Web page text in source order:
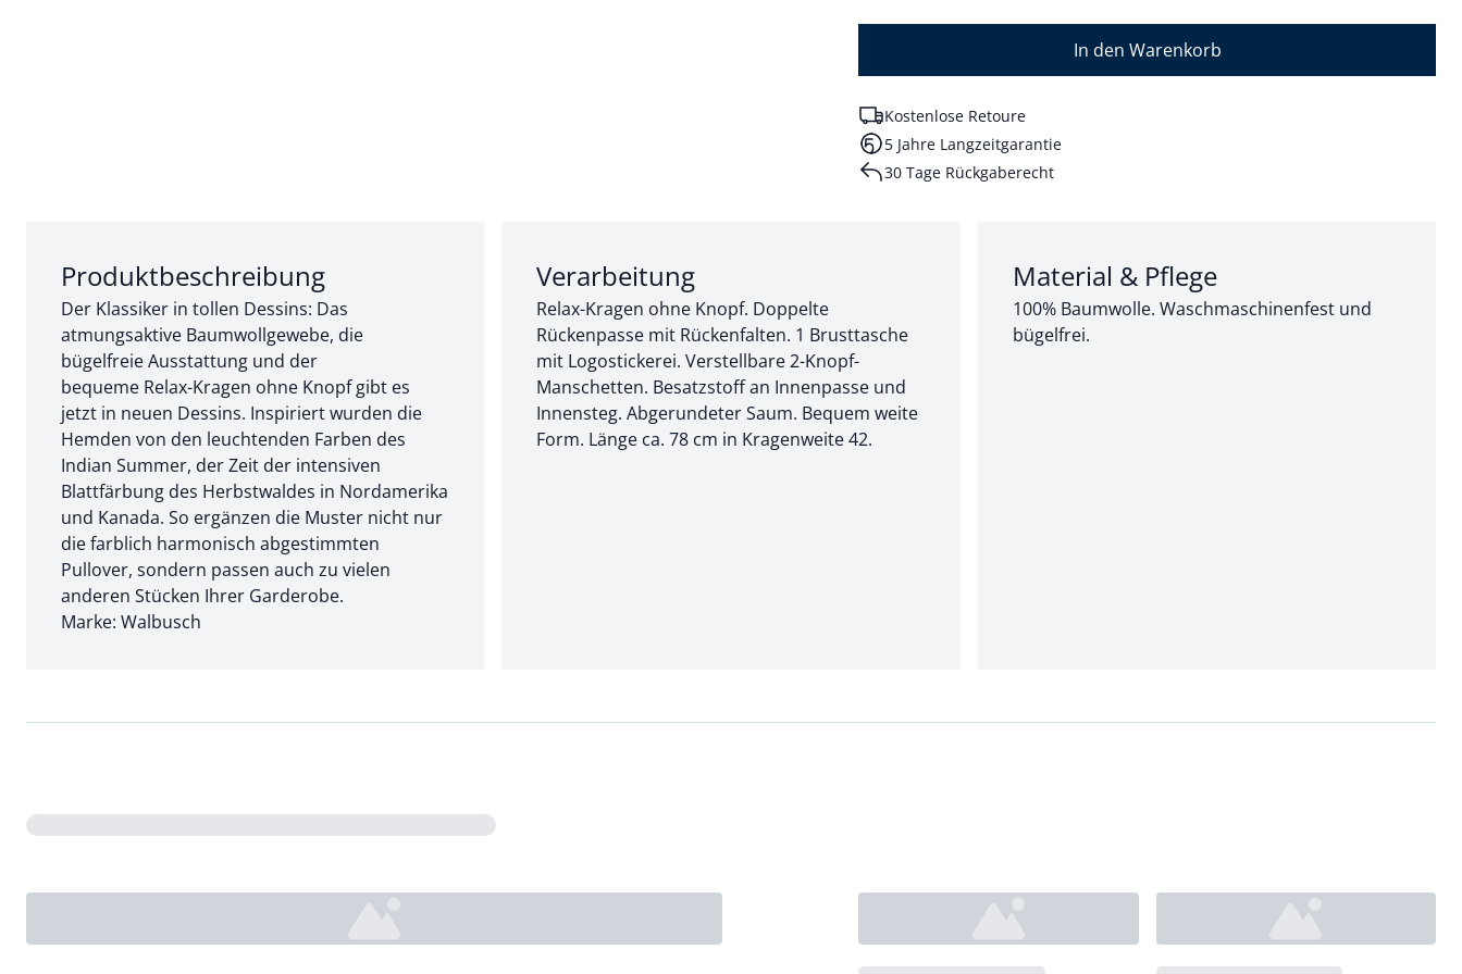
In den Warenkorb
Kostenlose Retoure
5 Jahre Langzeitgarantie
30 Tage Rückgaberecht
Abschnitt 1 von 3:
Produktbeschreibung
Der Klassiker in tollen Dessins: Das
atmungsaktive Baumwollgewebe, die
bügelfreie Ausstattung und der
bequeme Relax-Kragen ohne Knopf gibt es
jetzt in neuen Dessins. Inspiriert wurden die
Hemden von den leuchtenden Farben des
Indian Summer, der Zeit der intensiven
Blattfärbung des Herbstwaldes in Nordamerika
und Kanada. So ergänzen die Muster nicht nur
die farblich harmonisch abgestimmten
Pullover, sondern passen auch zu vielen
anderen Stücken Ihrer Garderobe.
Marke: Walbusch
Abschnitt 2 von 3:
Verarbeitung
Relax-Kragen ohne Knopf. Doppelte
Rückenpasse mit Rückenfalten. 1 Brusttasche
mit Logostickerei. Verstellbare 2-Knopf-
Manschetten. Besatzstoff an Innenpasse und
Innensteg. Abgerundeter Saum. Bequem weite
Form. Länge ca. 78 cm in Kragenweite 42.
Abschnitt 3 von 3:
Material & Pflege
100% Baumwolle. Waschmaschinenfest und
bügelfrei.